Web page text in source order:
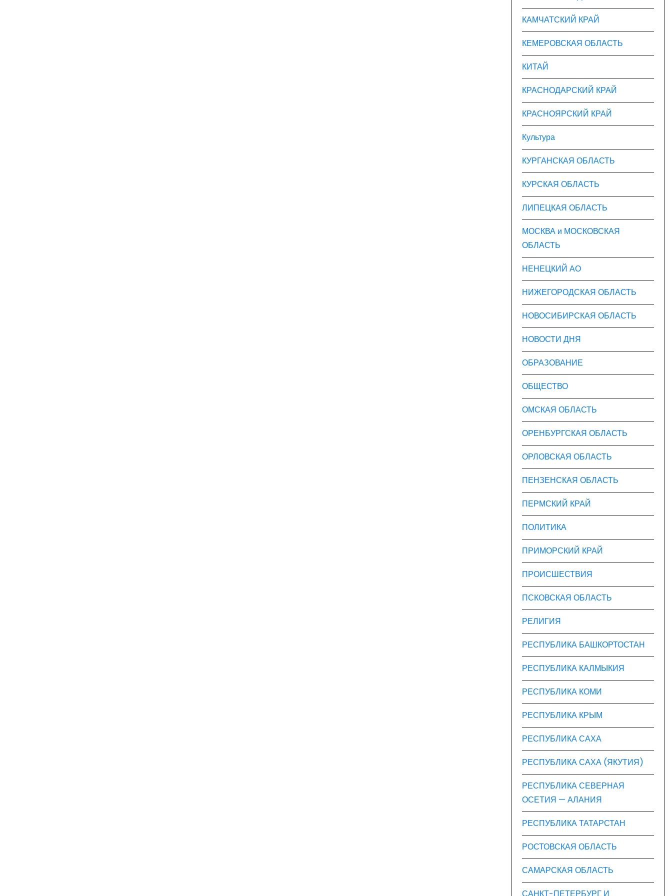
КАМЧАТСКИЙ КРАЙ
КЕМЕРОВСКАЯ ОБЛАСТЬ
КИТАЙ
КРАСНОДАРСКИЙ КРАЙ
КРАСНОЯРСКИЙ КРАЙ
Культура
КУРГАНСКАЯ ОБЛАСТЬ
КУРСКАЯ ОБЛАСТЬ
ЛИПЕЦКАЯ ОБЛАСТЬ
МОСКВА и МОСКОВСКАЯ
ОБЛАСТЬ
НЕНЕЦКИЙ АО
НИЖЕГОРОДСКАЯ ОБЛАСТЬ
НОВОСИБИРСКАЯ ОБЛАСТЬ
НОВОСТИ ДНЯ
ОБРАЗОВАНИЕ
ОБЩЕСТВО
ОМСКАЯ ОБЛАСТЬ
ОРЕНБУРГСКАЯ ОБЛАСТЬ
ОРЛОВСКАЯ ОБЛАСТЬ
ПЕНЗЕНСКАЯ ОБЛАСТЬ
ПЕРМСКИЙ КРАЙ
ПОЛИТИКА
ПРИМОРСКИЙ КРАЙ
ПРОИСШЕСТВИЯ
ПСКОВСКАЯ ОБЛАСТЬ
РЕЛИГИЯ
РЕСПУБЛИКА БАШКОРТОСТАН
РЕСПУБЛИКА КАЛМЫКИЯ
РЕСПУБЛИКА КОМИ
РЕСПУБЛИКА КРЫМ
РЕСПУБЛИКА САХА
РЕСПУБЛИКА САХА (ЯКУТИЯ)
РЕСПУБЛИКА СЕВЕРНАЯ
ОСЕТИЯ — АЛАНИЯ
РЕСПУБЛИКА ТАТАРСТАН
РОСТОВСКАЯ ОБЛАСТЬ
САМАРСКАЯ ОБЛАСТЬ